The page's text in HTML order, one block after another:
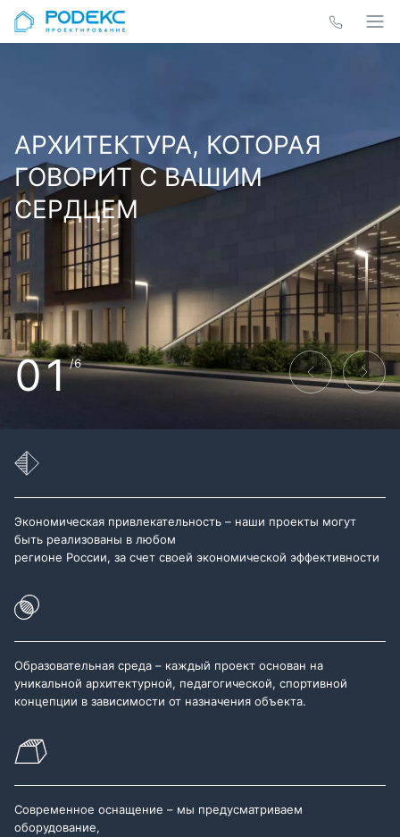
АРХИТЕКТУРА, КОТОРАЯ
ГОВОРИТ С ВАШИМ
СЕРДЦЕМ
01/6
Экономическая привлекательность – наши проекты могут
быть реализованы в любом
регионе России, за счет своей экономической эффективности
Образовательная среда – каждый проект основан на
уникальной архитектурной, педагогической, спортивной
концепции в зависимости от назначения объекта.
Современное оснащение – мы предусматриваем
оборудование,